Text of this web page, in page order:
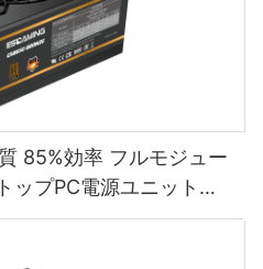
85%効率 フルモジュー
ップPC電源ユニット